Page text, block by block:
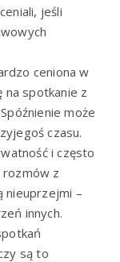
jeśli
ceniona w
na spotkanie z
może
czasu.
i często
rozmów z
nieuprzejmi –
innych.
są to